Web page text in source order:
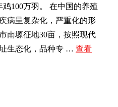
100万羽。 在中国的养殖
病呈复杂化，严重化的形
南塬征地30亩，按照现代
生态化，品种专 …查看